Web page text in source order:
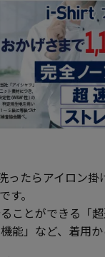
たらアイロン掛
す。
ことができる「
能」など、着用